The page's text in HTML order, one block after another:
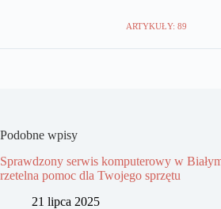
ARTYKUŁY: 89
Podobne wpisy
Sprawdzony serwis komputerowy w
rzetelna pomoc dla Twojego sprzętu
21 lipca 2025